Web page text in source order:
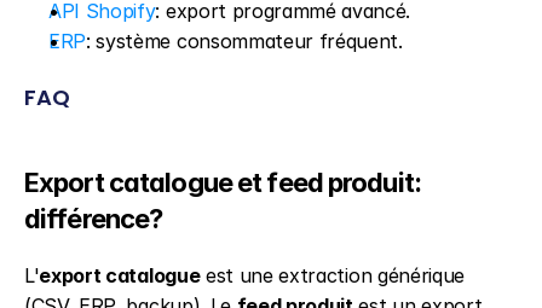
API Shopify: export programmé avancé.
ERP: système consommateur fréquent.
FAQ
Export catalogue et feed produit:
différence?
L'export catalogue est une extraction générique